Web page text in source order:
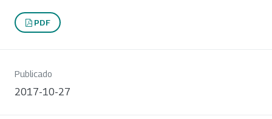
PDF
Publicado
2017-10-27